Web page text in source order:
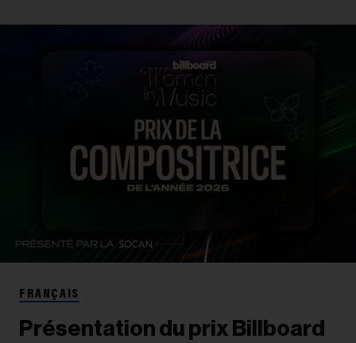
FRANÇAIS
Présentation du prix Billboard